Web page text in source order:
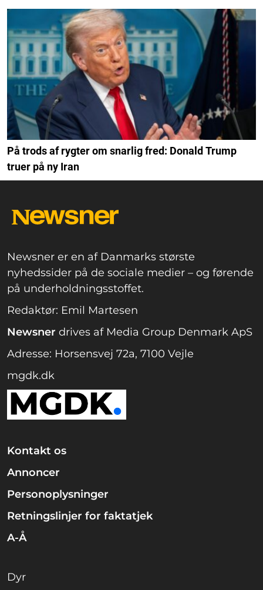
På trods af rygter om snarlig fred: Donald Trump
truer på ny Iran
Newsner er en af Danmarks største
nyhedssider på de sociale medier – og førende
på underholdningsstoffet.
Redaktør: Emil Martesen
Newsner drives af Media Group Denmark ApS
Adresse: Horsensvej 72a, 7100 Vejle
mgdk.dk
Kontakt os
Annoncer
Personoplysninger
Retningslinjer for faktatjek
A-Å
Dyr